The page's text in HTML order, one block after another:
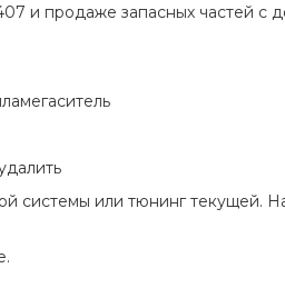
и продаже запасных частей с
системы или тюнинг текущей.